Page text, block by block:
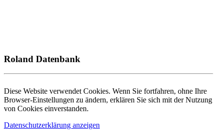
Roland Datenbank
Diese Website verwendet Cookies. Wenn Sie fortfahren, ohne Ihre
Browser-Einstellungen zu ändern, erklären Sie sich mit der Nutzung
von Cookies einverstanden.
Datenschutzerklärung anzeigen